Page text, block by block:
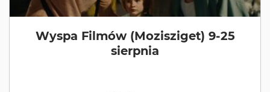
Wyspa Filmów (Mozisziget) 9-25
sierpnia